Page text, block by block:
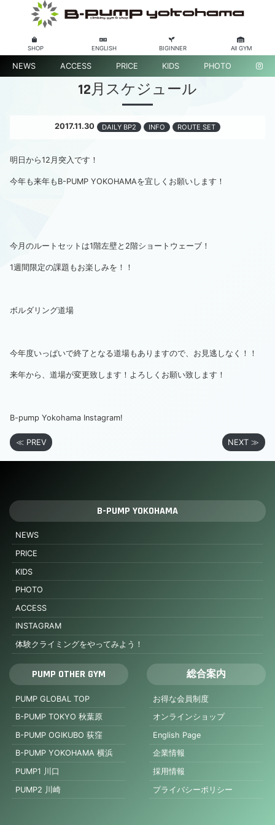
SHOP ENGLISH BIGINNER All GYM
NEWS ACCESS PRICE KIDS PHOTO
12月スケジュール
2017.11.30 DAILY BP2 INFO ROUTE SET
明日から12月突入です！
今年も来年もB-PUMP YOKOHAMAを宜しくお願いします！
今月のルートセットは1階左壁と2階ショートウェーブ！
1週間限定の課題もお楽しみを！！
ボルダリング道場
今年度いっぱいで終了となる道場もありますので、お見逃しなく！！
来年から、道場が変更致します！よろしくお願い致します！
B-pump Yokohama Instagram!
≪ PREV NEXT ≫
B-PUMP YOKOHAMA
NEWS
PRICE
KIDS
PHOTO
ACCESS
INSTAGRAM
体験クライミングをやってみよう！
PUMP OTHER GYM
PUMP GLOBAL TOP
B-PUMP TOKYO 秋葉原
B-PUMP OGIKUBO 荻窪
B-PUMP YOKOHAMA 横浜
PUMP1 川口
PUMP2 川崎
総合案内
お得な会員制度
オンラインショップ
English Page
企業情報
採用情報
プライバシーポリシー